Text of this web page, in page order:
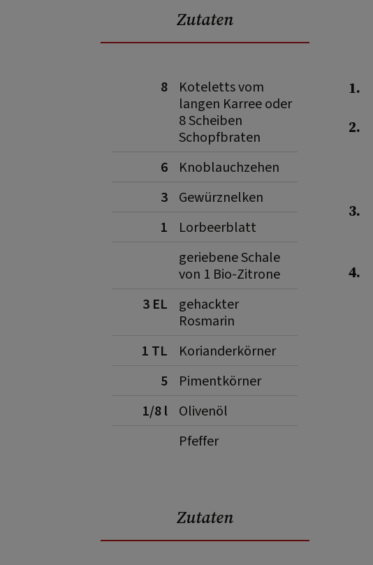
Zutaten
8
Koteletts vom
langen Karree oder
8 Scheiben
Schopfbraten
6
Knoblauchzehen
3
Gewürznelken
1
Lorbeerblatt
geriebene Schale
von 1 Bio-Zitrone
3 EL
gehackter
Rosmarin
1 TL
Korianderkörner
5
Pimentkörner
1/8 l
Olivenöl
Pfeffer
Zutaten